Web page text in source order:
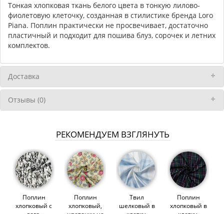
Тонкая хлопковая ткань белого цвета в тонкую лилово-
фиолетовую клеточку, созданная в стилистике бренда Loro
Piana. Поплин практически не просвечивает, достаточно
пластичный и подходит для пошива блуз, сорочек и летних
комплектов.
Доставка
Отзывы (0)
РЕКОМЕНДУЕМ ВЗГЛЯНУТЬ
Поплин
хлопковый с
Поплин
хлопковый,
Твил
шелковый в
Поплин
хлопковый в